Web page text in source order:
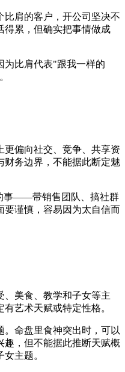
比肩的客户，开公司坚决不
得累，但确实把事情做成
为比肩代表"跟我一样的
更偏向社交、竞争、共享资
财务边界，不能据此断定魅
事——带销售团队、搞社群
要谨慎，容易因为太自信而
、美食、教学和子女等主
艺术天赋或特定性格。
命盘里食神突出时，可以
趣，但不能据此推断天赋概
主题。